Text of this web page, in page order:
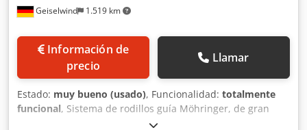
Geiselwind 1.519 km
Información de
precio
Llamar
Estado: muy bueno (usado), Funcionalidad: totalmente
funcional, Sistema de rodillos guía Möhringer, de gran
estabilidad. Cedpezg Drnjfx Ah Horf Longitud: 11,20 m.